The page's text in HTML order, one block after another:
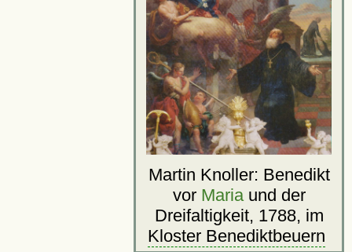
Martin Knoller: Benedikt
vor Mariaund der
Dreifaltigkeit, 1788, im
Kloster Benediktbeuern